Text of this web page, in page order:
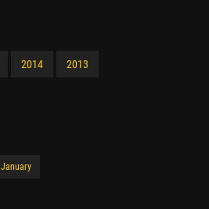
2014 2013
January